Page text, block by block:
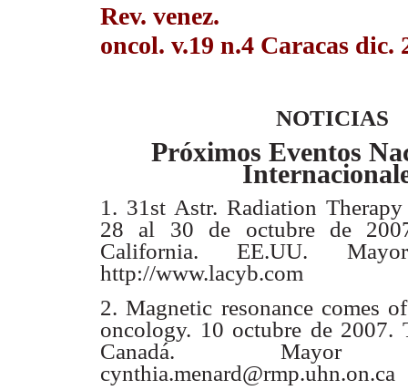
Rev. venez.
oncol. v.19 n.4 Caracas dic.
NOTICIAS
Próximos Eventos
1. 31st Astr. Radiation
28 al 30 de octubre de
California. EE.UU.
http://www.lacyb.com
2. Magnetic resonance comes
oncology. 10 octubre de 2007.
Canadá. Mayor
cynthia.menard@rmp.uhn.on.ca